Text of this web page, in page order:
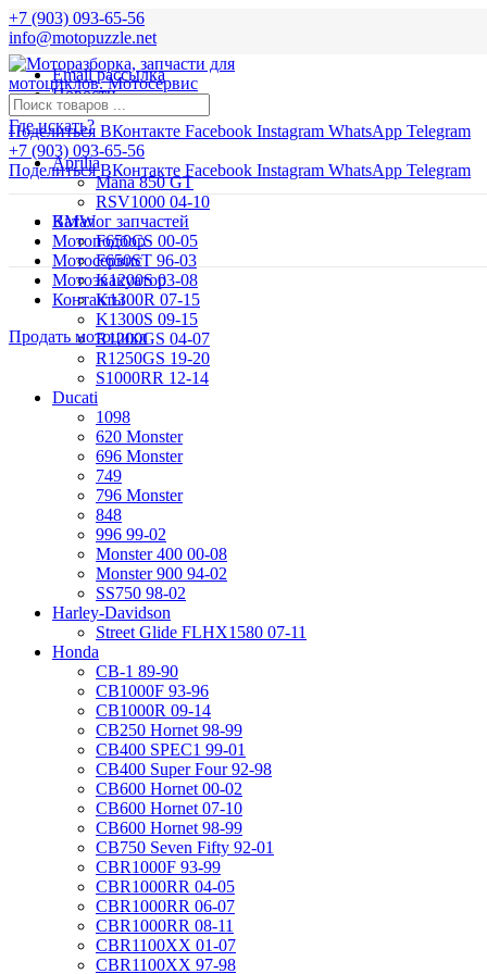
+7 (903) 093-65-56
info@motopuzzle.net
Email рассылка
Новости
Поделиться ВКонтакте Facebook Instagram WhatsApp Telegram
+7 (903) 093-65-56
Поделиться ВКонтакте Facebook Instagram WhatsApp Telegram
Где искать?
Aprilia
Mana 850 GT
RSV1000 04-10
BMW
F650CS 00-05
F650ST 96-03
K1200S 03-08
K1300R 07-15
K1300S 09-15
R1200GS 04-07
R1250GS 19-20
S1000RR 12-14
Ducati
1098
620 Monster
696 Monster
749
796 Monster
848
996 99-02
Monster 400 00-08
Monster 900 94-02
SS750 98-02
Harley-Davidson
Street Glide FLHX1580 07-11
Honda
CB-1 89-90
CB1000F 93-96
CB1000R 09-14
CB250 Hornet 98-99
CB400 SPEC1 99-01
CB400 Super Four 92-98
CB600 Hornet 00-02
CB600 Hornet 07-10
CB600 Hornet 98-99
CB750 Seven Fifty 92-01
CBR1000F 93-99
CBR1000RR 04-05
CBR1000RR 06-07
CBR1000RR 08-11
CBR1100XX 01-07
CBR1100XX 97-98
Каталог запчастей
Мотоподбор
Мотосервис
Мотоэвакуатор
Контакты
Продать мотоцикл